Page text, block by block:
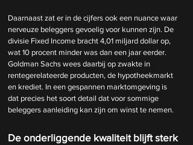
Daarnaast zat er in de cijfers ook een nuance waar
nerveuze beleggers gevoelig voor kunnen zijn. De
divisie Fixed Income bracht 4,01 miljard dollar op,
wat 10 procent minder was dan een jaar eerder.
Goldman Sachs wees daarbij op zwakte in
rentegerelateerde producten, de hypotheekmarkt
en krediet. In een gespannen marktomgeving is
dat precies het soort detail dat voor sommige
beleggers aanleiding kan zijn om winst te nemen.
De onderliggende kwaliteit blijft sterk